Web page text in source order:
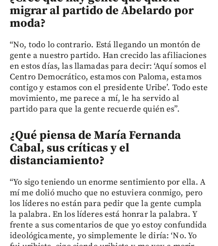
migrar al partido de Abelardo por
moda?
“No, todo lo contrario. Está llegando un montón de
gente a nuestro partido. Han crecido las afiliaciones
en estos días, las llamadas para decir: ‘Aquí somos el
Centro Democrático, estamos con Paloma, estamos
contigo y estamos con el presidente Uribe’. Todo este
movimiento, me parece a mí, le ha servido al
partido para que la gente recuerde quién es”.
¿Qué piensa de María Fernanda
Cabal, sus críticas y el
distanciamiento?
“Yo sigo teniendo un enorme sentimiento por ella. A
mí me dolió mucho que no estuviera conmigo, pero
los líderes no están para pedir que la gente cumpla
la palabra. En los líderes está honrar la palabra. Y
frente a sus comentarios de que yo estoy confundida
ideológicamente, yo simplemente le diría: ‘No. Yo